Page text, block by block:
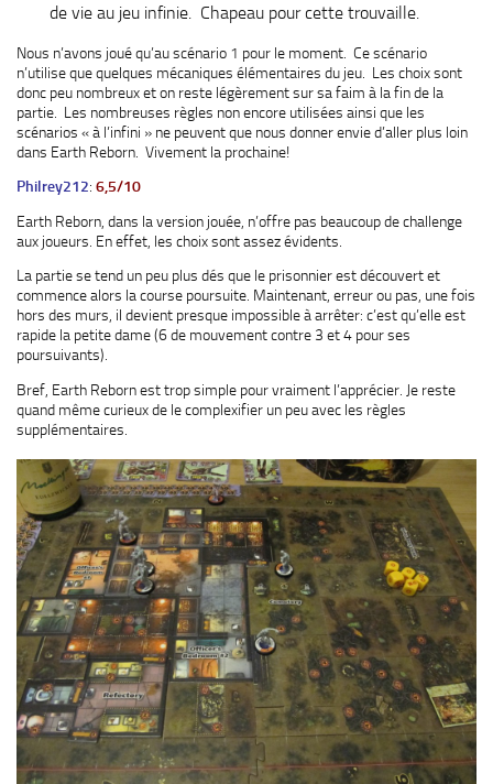
de vie au jeu infinie. Chapeau pour cette trouvaille.
Nous n’avons joué qu’au scénario 1 pour le moment. Ce scénario
n’utilise que quelques mécaniques élémentaires du jeu. Les choix sont
donc peu nombreux et on reste légèrement sur sa faim à la fin de la
partie. Les nombreuses règles non encore utilisées ainsi que les
scénarios « à l’infini » ne peuvent que nous donner envie d’aller plus loin
dans Earth Reborn. Vivement la prochaine!
Philrey212: 6,5/10
Earth Reborn, dans la version jouée, n’offre pas beaucoup de challenge
aux joueurs. En effet, les choix sont assez évidents.
La partie se tend un peu plus dés que le prisonnier est découvert et
commence alors la course poursuite. Maintenant, erreur ou pas, une fois
hors des murs, il devient presque impossible à arrêter: c’est qu’elle est
rapide la petite dame (6 de mouvement contre 3 et 4 pour ses
poursuivants).
Bref, Earth Reborn est trop simple pour vraiment l’apprécier. Je reste
quand même curieux de le complexifier un peu avec les règles
supplémentaires.